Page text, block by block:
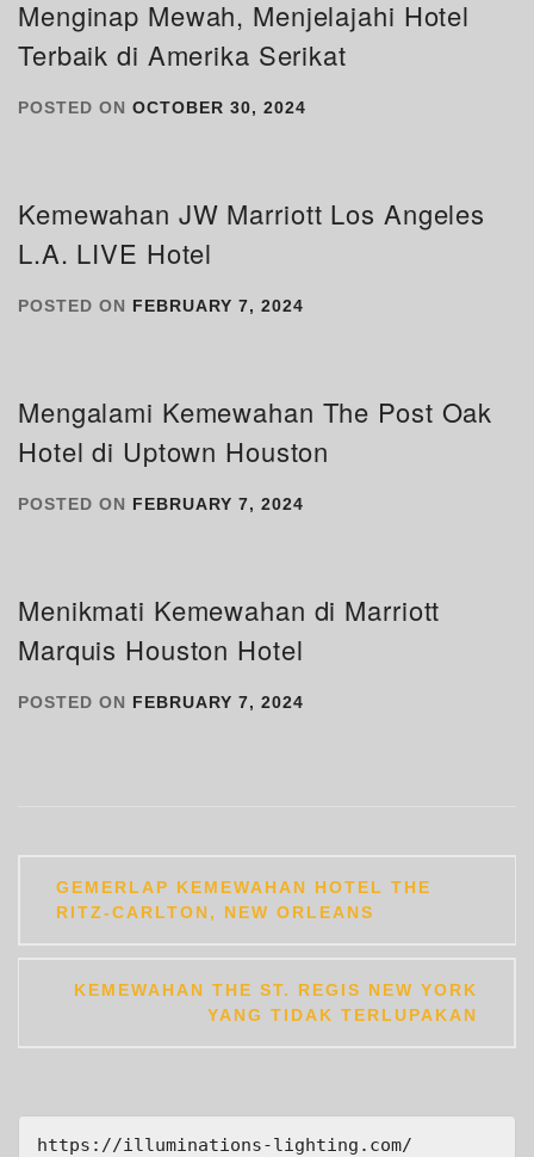
Menginap Mewah, Menjelajahi Hotel
Terbaik di Amerika Serikat
POSTED ON OCTOBER 30, 2024
Kemewahan JW Marriott Los Angeles
L.A. LIVE Hotel
POSTED ON FEBRUARY 7, 2024
Mengalami Kemewahan The Post Oak
Hotel di Uptown Houston
POSTED ON FEBRUARY 7, 2024
Menikmati Kemewahan di Marriott
Marquis Houston Hotel
POSTED ON FEBRUARY 7, 2024
navigation
GEMERLAP KEMEWAHAN HOTEL THE
RITZ-CARLTON, NEW ORLEANS
KEMEWAHAN THE ST. REGIS NEW YORK
YANG TIDAK TERLUPAKAN
https://illuminations-lighting.com/